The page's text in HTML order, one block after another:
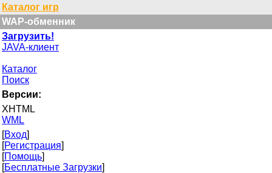
Каталог игр
WAP-обменник
Загрузить!
JAVA-клиент
Каталог
Поиск
Версии:
XHTML
WML
[Вход]
[Регистрация]
[Помощь]
[Бесплатные Загрузки]